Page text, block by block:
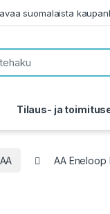
suomalaista
Tilaus- ja
AA AA Eneloop